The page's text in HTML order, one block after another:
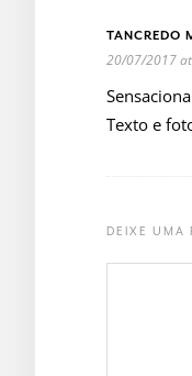
TANCREDO
20/07/2017
Texto e
DEIXE UMA